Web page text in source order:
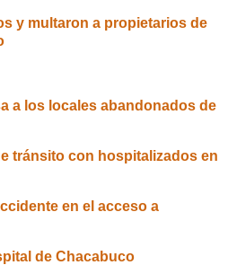
y multaron a propietarios de
a los locales abandonados de
tránsito con hospitalizados en
en el acceso a
de Chacabuco